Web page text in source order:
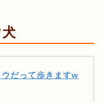
だって歩きますw